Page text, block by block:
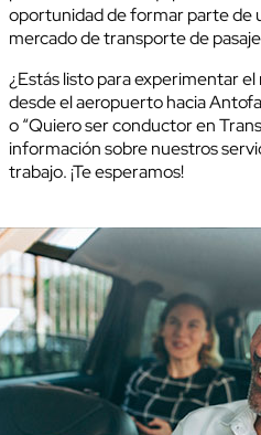
oportunidad de formar parte de
mercado de transporte de
¿Estás listo para experimentar
desde el aeropuerto hacia
o “Quiero ser conductor en
información sobre nuestros
trabajo. ¡Te esperamos!